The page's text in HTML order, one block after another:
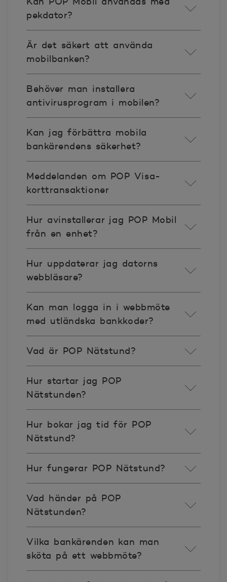
pekdator?
Är det säkert att använda
mobilbanken?
Behöver man installera
antivirusprogram i mobilen?
Kan jag förbättra mobila
bankärendens säkerhet?
Meddelanden om POP Visa-
korttransaktioner
Hur avinstallerar jag POP Mobil
från en enhet?
Hur uppdaterar jag datorns
webbläsare?
Kan man logga in i webbmöte
med utländska bankkoder?
Vad är POP Nätstund?
Hur startar jag POP
Nätstunden?
Hur bokar jag tid för POP
Nätstund?
Hur fungerar POP Nätstund?
Vad händer på POP
Nätstunden?
Vilka bankärenden kan man
sköta på ett webbmöte?